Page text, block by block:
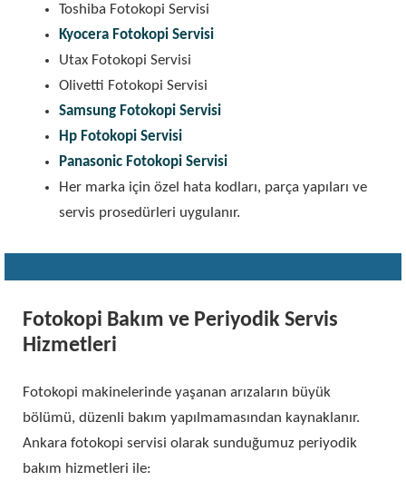
Toshiba Fotokopi Servisi
Kyocera Fotokopi Servisi
Utax Fotokopi Servisi
Olivetti Fotokopi Servisi
Samsung Fotokopi Servisi
Hp Fotokopi Servisi
Panasonic Fotokopi Servisi
Her marka için özel hata kodları, parça yapıları ve
servis prosedürleri uygulanır.
Fotokopi Bakım ve Periyodik Servis
Hizmetleri
Fotokopi makinelerinde yaşanan arızaların büyük
bölümü, düzenli bakım yapılmamasından kaynaklanır.
Ankara fotokopi servisi olarak sunduğumuz periyodik
bakım hizmetleri ile: